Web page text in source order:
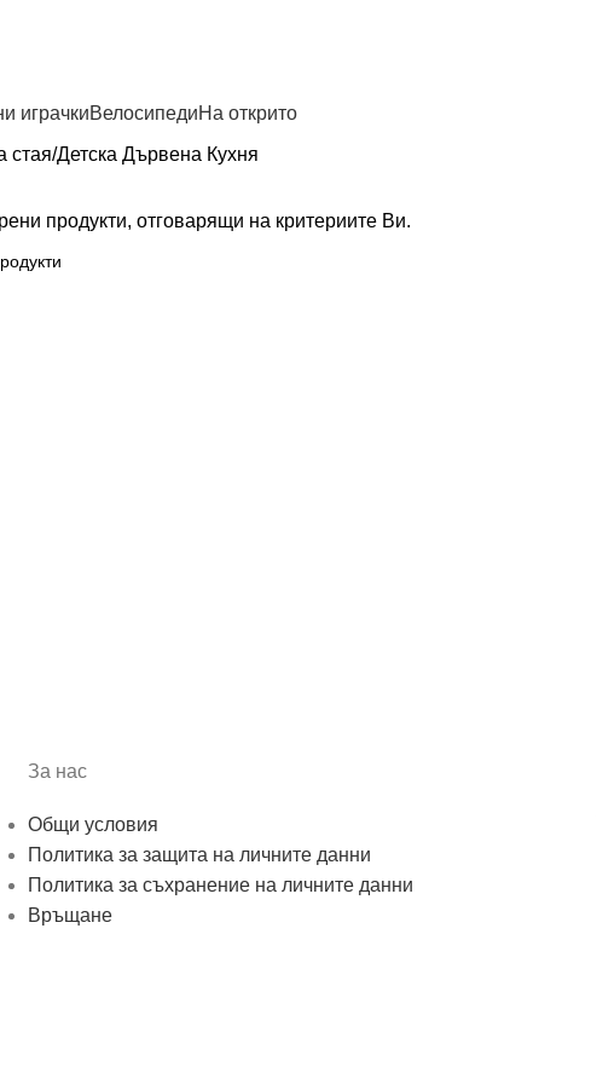
играчкиВелосипедиНа открито
стая Детска Дървена Кухня
продукти, отговарящи на критериите Ви.
За нас
Общи условия
Политика за защита на личните данни
Политика за съхранение на личните данни
Връщане